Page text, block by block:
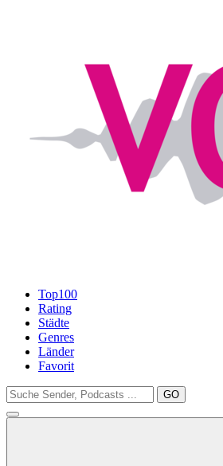
Top100
Rating
Städte
Genres
Länder
Favorit
GO